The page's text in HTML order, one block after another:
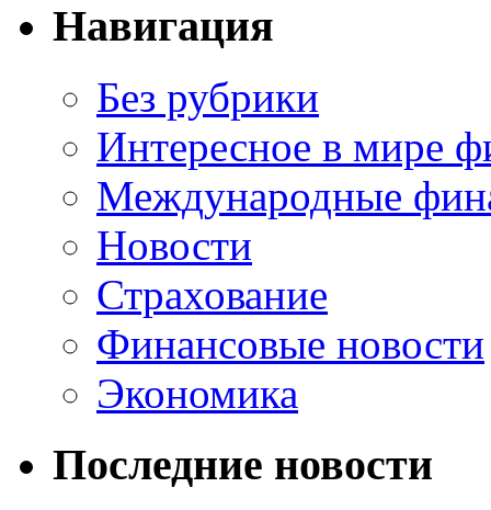
Навигация
Без рубрики
Интересное в мире
Международные
Новости
Страхование
Финансовые новости
Экономика
Последние новости